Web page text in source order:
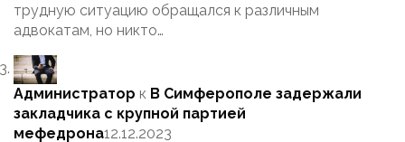
трудную ситуацию обращался к различным
адвокатам, но никто…
Администратор к В Симферополе задержали
закладчика с крупной партией
мефедрона12.12.2023